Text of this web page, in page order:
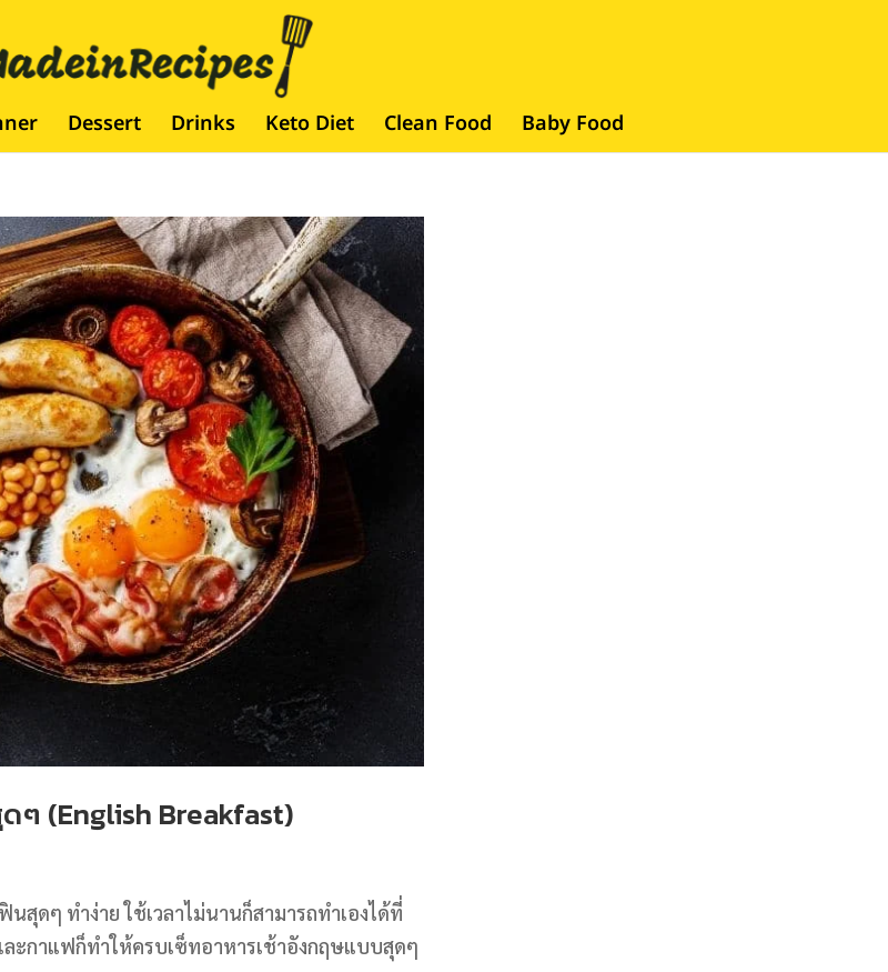
Dessert Drinks Keto Diet Clean Food Baby Food
ๆ (English Breakfast)
สุดๆ ทำง่าย ใช้เวลาไม่นานก็สามารถทำเองได้ที่
กาแฟก็ทำให้ครบเซ็ทอาหารเช้าอังกฤษแบบสุดๆ